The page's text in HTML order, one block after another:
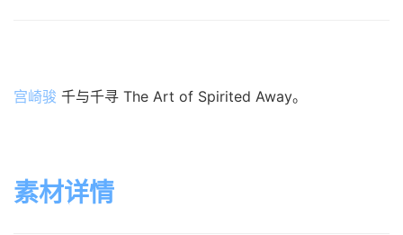
宫崎骏 千与千寻 The Art of Spirited Away。
素材详情